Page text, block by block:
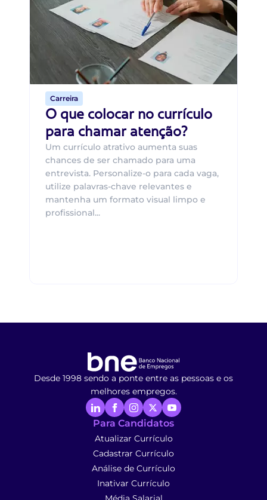
Carreira
O que colocar no currículo
para chamar atenção?
Um currículo atrativo aumenta suas
chances de ser chamado para uma
entrevista. Personalize-o para cada vaga,
utilize palavras-chave relevantes e
mantenha um formato visual limpo e
profissional...
Desde 1998 sendo a ponte entre as pessoas e os
melhores empregos.
Para Candidatos
Atualizar Currículo
Cadastrar Currículo
Análise de Currículo
Inativar Currículo